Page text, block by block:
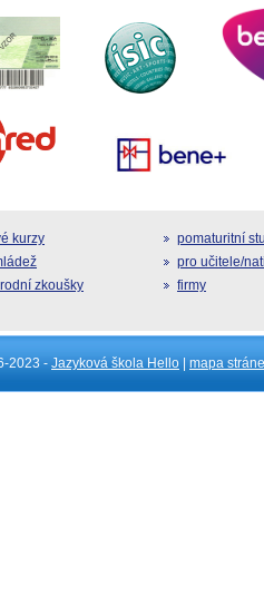
kurzy
zkoušky
pomaturitní
pro učitele/
firmy
2023 - Jazyková škola Hello mapa